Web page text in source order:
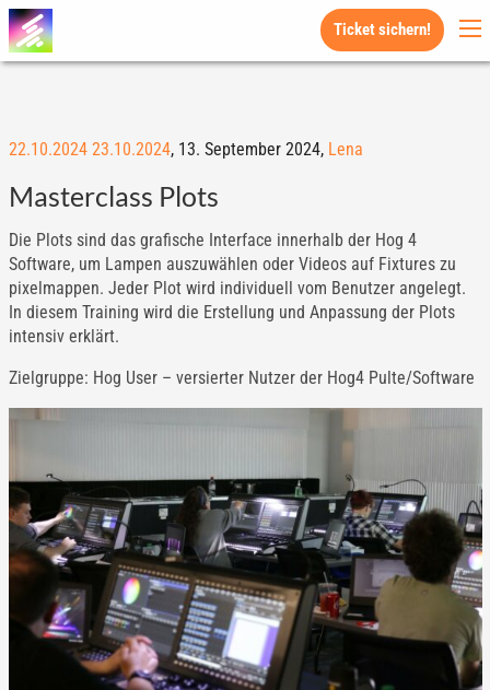
Ticket sichern!
22.10.2024 23.10.2024, 13. September 2024, Lena
Masterclass Plots
Die Plots sind das grafische Interface innerhalb der Hog 4
Software, um Lampen auszuwählen oder Videos auf Fixtures zu
pixelmappen. Jeder Plot wird individuell vom Benutzer angelegt.
In diesem Training wird die Erstellung und Anpassung der Plots
intensiv erklärt.
Zielgruppe: Hog User – versierter Nutzer der Hog4 Pulte/Software